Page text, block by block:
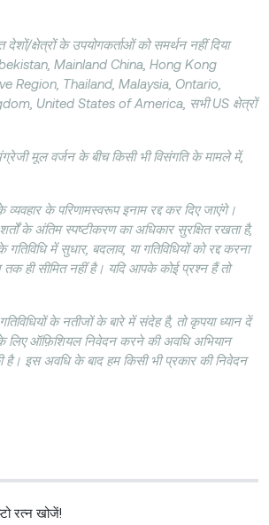
क्षेत्रों के उपयोगकर्ताओं को समर्थन नहीं दिया
Mainland China, Hong Kong
Region, Thailand, Malaysia, Ontario,
United States of America, सभी US क्षेत्रों
मूल वर्जन के बीच किसी भी विसंगति के मामले में,
के परिणामस्वरूप इनाम रद्द कर दिए जाएंगे।
के अंतिम स्पष्टीकरण का अधिकार सुरक्षित रखता है,
में सुधार, बदलाव, या गतिविधियों को रद्द करना
ही सीमित नहीं है। यदि आपके कोई प्रश्न हैं तो
के नतीजों के बारे में संदेह है, तो कृपया ध्यान दें
के लिए ऑफ़िशियल निवेदन करने की अवधि अभियान
है। इस अवधि के बाद हम किसी भी प्रकार की निवेदन
रत्न खोजें!